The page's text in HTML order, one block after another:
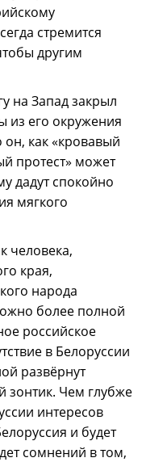
стремится
другим
на Запад закрыл
из его окружения
как «кровавый
протест» может
дадут спокойно
мягкого
человека,
края,
народа
более полной
российское
в Белоруссии
развёрнут
зонтик. Чем глубже
интересов
и будет
сомнений в том,